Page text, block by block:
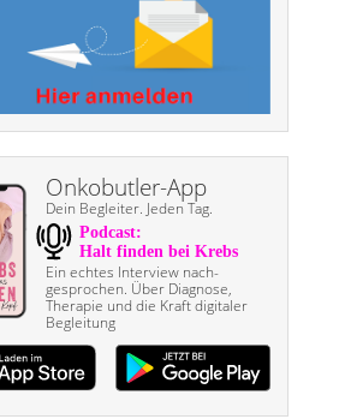
Onkobutler-App
Dein Begleiter. Jeden Tag.
Ein echtes Interview nach­
gesprochen. Über Diagnose,
Therapie und die Kraft digitaler
Begleitung